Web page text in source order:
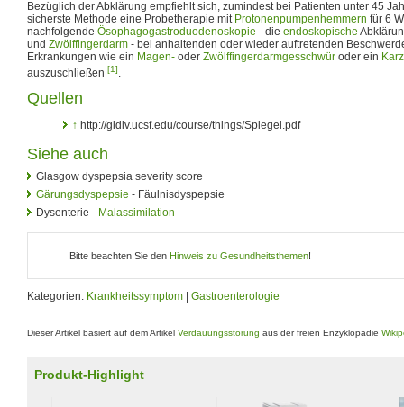
Bezüglich der Abklärung empfiehlt sich, zumindest bei Patienten unter 45
sicherste Methode eine Probetherapie mit Protonenpumpenhemmern für 6
nachfolgende Ösophagogastroduodenoskopie - die endoskopische
und Zwölffingerdarm - bei anhaltenden oder wieder auftretenden
Erkrankungen wie ein Magen- oder Zwölffingerdarmgesschwür oder ein
auszuschließen [1].
Quellen
↑ http://gidiv.ucsf.edu/course/things/Spiegel.pdf
Siehe auch
Glasgow dyspepsia severity score
Gärungsdyspepsie - Fäulnisdyspepsie
Dysenterie - Malassimilation
Bitte beachten Sie den Hinweis zu Gesundheitsthemen!
Kategorien: Krankheitssymptom Gastroenterologie
Dieser Artikel basiert auf dem Artikel Verdauungsstörung aus der freien Enzyklopädie
Produkt-Highlight